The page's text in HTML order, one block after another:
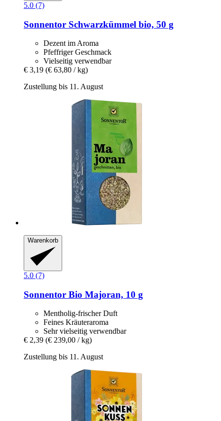
5.0 (7)
Sonnentor Schwarzkümmel bio, 50 g
Dezent im Aroma
Pfeffriger Geschmack
Vielseitig verwendbar
€ 3,19 (€ 63,80 / kg)
Zustellung bis 11. August
Warenkorb
5.0 (7)
Sonnentor Bio Majoran, 10 g
Mentholig-frischer Duft
Feines Kräuteraroma
Sehr vielseitig verwendbar
€ 2,39 (€ 239,00 / kg)
Zustellung bis 11. August